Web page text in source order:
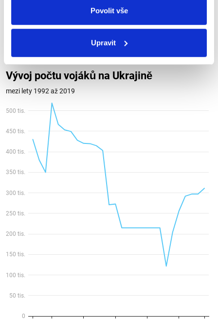
Povolit vše
Upravit
na Krym) měla země 121,5
28 %. Poinvaziruských vojsk na Krym se v roce 2014
počet vojáků začal navyšovat až na 311